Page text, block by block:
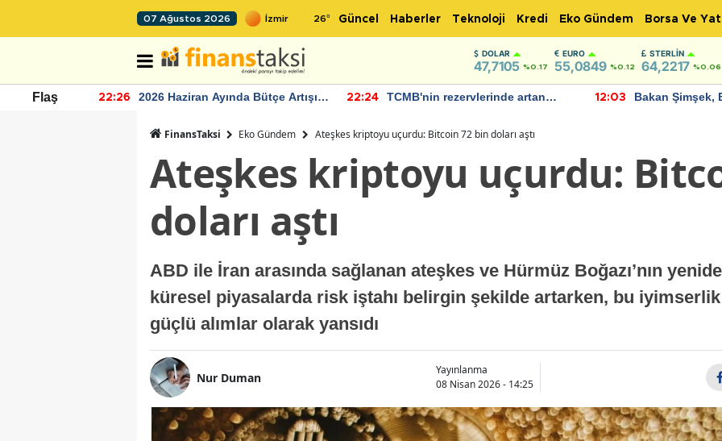
07 Ağustos 2026 26° Güncel Haberler Teknoloji Kredi Eko Gündem Borsa Ve
DOLAR
47,7105 %0.17
EURO
55,0849 %0.12
STERLIN
64,2217 %0.06
Flaş 22:26
2026 Haziran Ayında Bütçe Artışı
22:24
TCMB'nin rezervlerinde artan
12:03
Bakan Şimşek,
FinansTaksi Eko Gündem Ateşkes kriptoyu uçurdu: Bitcoin 72 bin doları aştı
Ateşkes kriptoyu uçurdu:
doları aştı
ABD ile İran arasında sağlanan ateşkes ve Hürmüz Boğazı’nın
küresel piyasalarda risk iştahı belirgin şekilde artarken, bu
güçlü alımlar olarak yansıdı
Nur Duman
Yayınlanma
08 Nisan 2026 - 14:25